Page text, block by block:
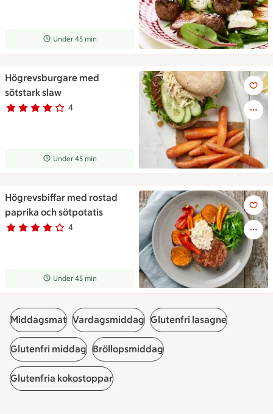
Receptet tar Under 45 min att tillaga
Under 45 min
Högrevsburgare med
sötstark slaw
Betyg 4 av 5.
4
4 personer har röstat
Receptet tar Under 45 min att tillaga
Under 45 min
Högrevsburgare med
Högrevsbiffar med rostad
paprika och sötpotatis
Betyg 3.8 av 5. 4
4 personer har röstat
Receptet tar Under 45 min att tillaga
Under 45 min
Högrevsbiffar med rostad
Middagsmat Vardagsmiddag Glutenfri lasagne
Glutenfri middag Bröllopsmiddag
Glutenfria kokostoppar